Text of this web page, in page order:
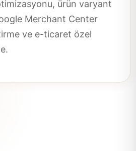
ürün varyant
Merchant Center
ve e-ticaret özel